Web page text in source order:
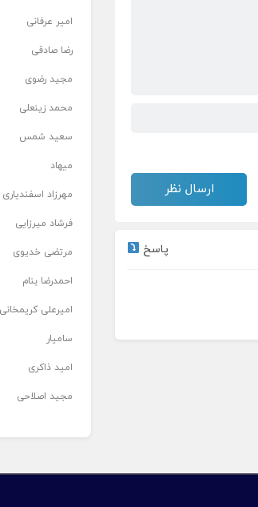
پاسخ
امیر عرفانی
رضا صادقی
مجید رضوی
محمد زینعلی
سعید شمس
میهاد
مهرزاد اسفندیاری
فرشاد میرزایی
مرتضی خدیوی
احمدرضا بنام
امیرعلی کریمخانی
سامیار
امید ذاکری
مجید اصلاحی